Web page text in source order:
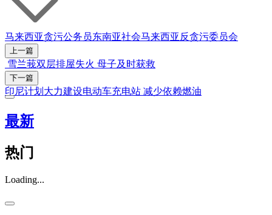
马来西亚贪污公务员东南亚社会马来西亚反贪污委员会
上一篇
雪兰莪双层排屋失火 母子及时获救
下一篇
印尼计划大力建设电动车充电站 减少依赖燃油
最新
热门
Loading...